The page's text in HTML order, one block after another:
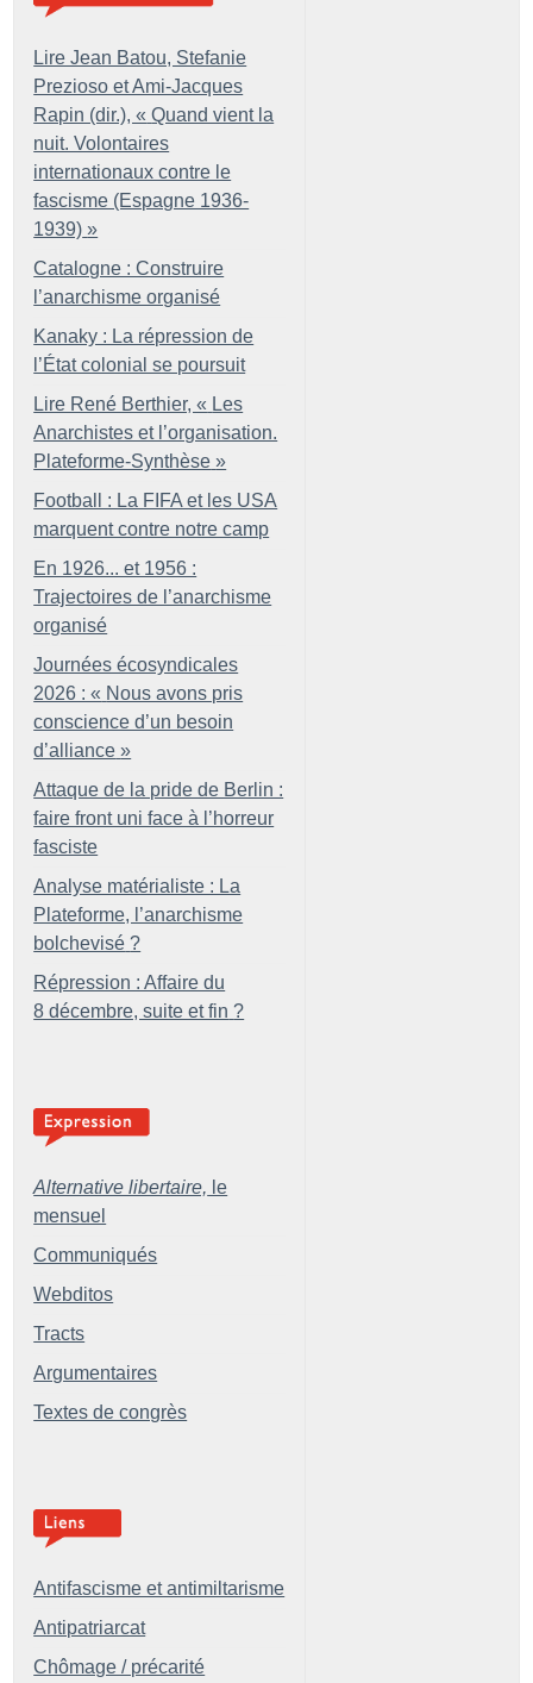
Lire Jean Batou, Stefanie
Prezioso et Ami-Jacques
Rapin (dir.), « Quand vient la
nuit. Volontaires
internationaux contre le
fascisme (Espagne 1936-
1939) »
Catalogne : Construire
l’anarchisme organisé
Kanaky : La répression de
l’État colonial se poursuit
Lire René Berthier, « Les
Anarchistes et l’organisation.
Plateforme-Synthèse »
Football : La FIFA et les USA
marquent contre notre camp
En 1926... et 1956 :
Trajectoires de l’anarchisme
organisé
Journées écosyndicales
2026 : « Nous avons pris
conscience d’un besoin
d’alliance »
Attaque de la pride de Berlin :
faire front uni face à l’horreur
fasciste
Analyse matérialiste : La
Plateforme, l’anarchisme
bolchevisé ?
Répression : Affaire du
8 décembre, suite et fin ?
Alternative libertaire, le
mensuel
Communiqués
Webditos
Tracts
Argumentaires
Textes de congrès
Antifascisme et antimiltarisme
Antipatriarcat
Chômage / précarité